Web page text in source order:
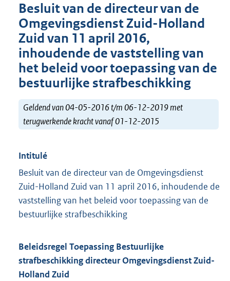
Besluit van de directeur van de
Omgevingsdienst Zuid-Holland
Zuid van 11 april 2016,
inhoudende de vaststelling van
het beleid voor toepassing van de
bestuurlijke strafbeschikking
Geldend van 04-05-2016 t/m 06-12-2019 met
terugwerkende kracht vanaf 01-12-2015
Intitulé
Besluit van de directeur van de Omgevingsdienst
Zuid-Holland Zuid van 11 april 2016, inhoudende de
vaststelling van het beleid voor toepassing van de
bestuurlijke strafbeschikking
Beleidsregel Toepassing Bestuurlijke
strafbeschikking directeur Omgevingsdienst Zuid-
Holland Zuid